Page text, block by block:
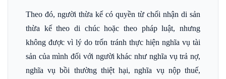
Theo đó, người thừa kế có quyền từ chối nhận di sản
thừa kế theo di chúc hoặc theo pháp luật, nhưng
không được vì lý do trốn tránh thực hiện nghĩa vụ tài
sản của mình đối với người khác như nghĩa vụ trả nợ,
nghĩa vụ bồi thường thiệt hại, nghĩa vụ nộp thuế,